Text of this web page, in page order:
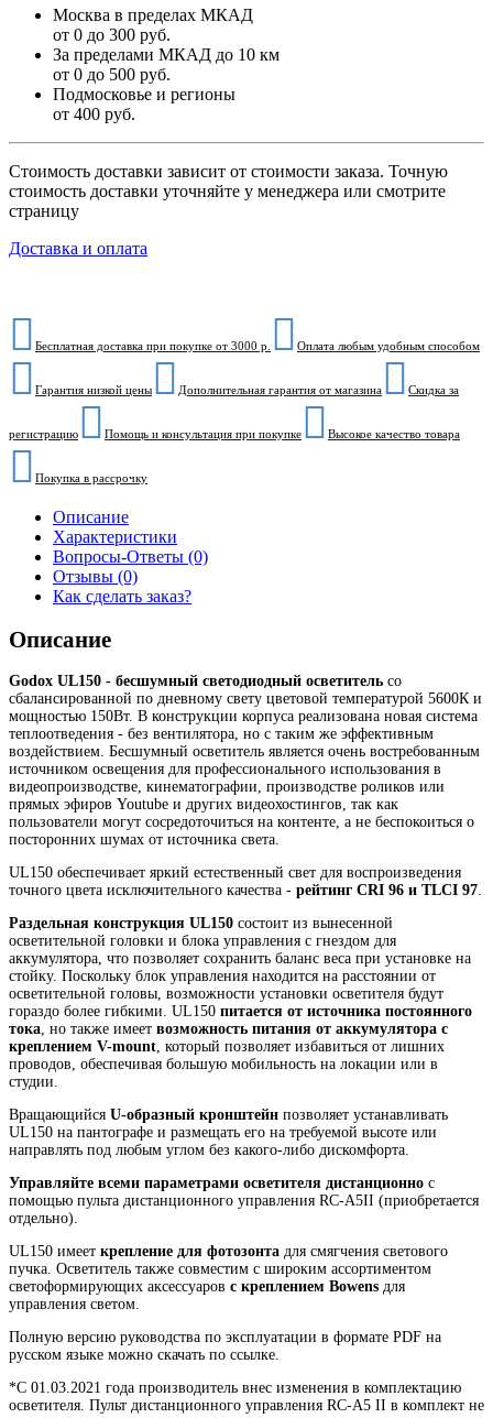
Москва в пределах МКАД
от 0 до 300 руб.
За пределами МКАД до 10 км
от 0 до 500 руб.
Подмосковье и регионы
от 400 руб.
Стоимость доставки зависит от стоимости заказа. Точную
стоимость доставки уточняйте у менеджера или смотрите
страницу
Доставка и оплата
Бесплатная доставка при покупке от 3000 р. Оплата любым удобным способом
Гарантия низкой цены Дополнительная гарантия от магазина Скидка за
регистрацию Помощь и консультация при покупке Высокое качество товара
Покупка в рассрочку
Описание
Характеристики
Вопросы-Ответы (0)
Отзывы (0)
Как сделать заказ?
Описание
Godox UL150 - бесшумный светодиодный осветитель со
сбалансированной по дневному свету цветовой температурой 5600К и
мощностью 150Вт. В конструкции корпуса реализована новая система
теплоотведения - без вентилятора, но с таким же эффективным
воздействием. Бесшумный осветитель является очень востребованным
источником освещения для профессионального использования в
видеопроизводстве, кинематографии, производстве роликов или
прямых эфиров Youtube и других видеохостингов, так как
пользователи могут сосредоточиться на контенте, а не беспокоиться о
посторонних шумах от источника света.
UL150 обеспечивает яркий естественный свет для воспроизведения
точного цвета исключительного качества - рейтинг CRI 96 и TLCI 97.
Раздельная конструкция UL150 состоит из вынесенной
осветительной головки и блока управления с гнездом для
аккумулятора, что позволяет сохранить баланс веса при установке на
стойку. Поскольку блок управления находится на расстоянии от
осветительной головы, возможности установки осветителя будут
гораздо более гибкими. UL150 питается от источника постоянного
тока, но также имеет возможность питания от аккумулятора с
креплением V-mount, который позволяет избавиться от лишних
проводов, обеспечивая большую мобильность на локации или в
студии.
Вращающийся U-образный кронштейн позволяет устанавливать
UL150 на пантографе и размещать его на требуемой высоте или
направлять под любым углом без какого-либо дискомфорта.
Управляйте всеми параметрами осветителя дистанционно с
помощью пульта дистанционного управления RC-A5II (приобретается
отдельно).
UL150 имеет крепление для фотозонта для смягчения светового
пучка. Осветитель также совместим с широким ассортиментом
светоформирующих аксессуаров с креплением Bowens для
управления светом.
Полную версию руководства по эксплуатации в формате PDF на
русском языке можно скачать по ссылке.
*С 01.03.2021 года производитель внес изменения в комплектацию
осветителя. Пульт дистанционного управления RC-A5 II в комплект не